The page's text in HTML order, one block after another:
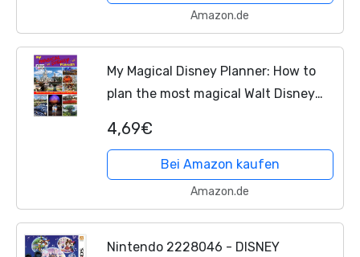
Amazon.de
My Magical Disney Planner: How to
plan the most magical Walt Disney
4,69€
Bei Amazon kaufen
Amazon.de
Nintendo 2228046 - DISNEY